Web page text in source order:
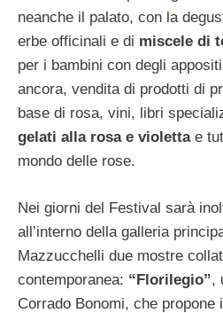
neanche il palato, con la
erbe officinali e di miscele di
per i bambini con degli
ancora, vendita di prodotti di
base di rosa, vini, libri
gelati alla rosa e violettae
mondo delle rose.
Nei giorni del Festival sarà
all’interno della galleria
Mazzucchelli due mostre
contemporanea: “Florilegio”,
Corrado Bonomi, che propone